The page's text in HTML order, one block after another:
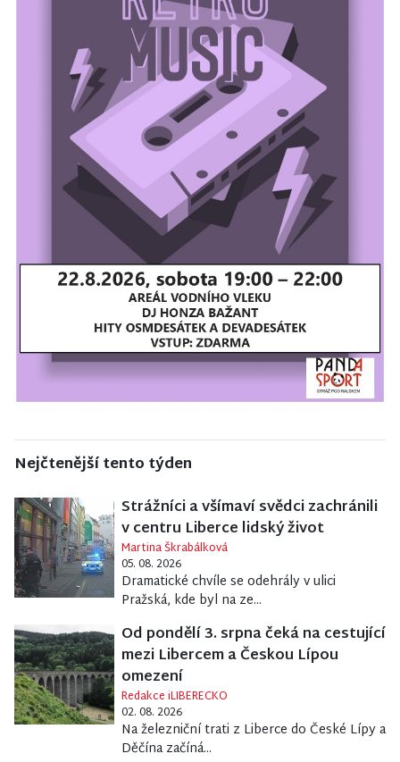
Nejčtenější tento týden
Strážníci a všímaví svědci zachránili
v centru Liberce lidský život
Martina Škrabálková
05. 08. 2026
Dramatické chvíle se odehrály v ulici
Pražská, kde byl na ze...
Od pondělí 3. srpna čeká na cestující
mezi Libercem a Českou Lípou
omezení
Redakce iLIBERECKO
02. 08. 2026
Na železniční trati z Liberce do České Lípy a
Děčína začíná...